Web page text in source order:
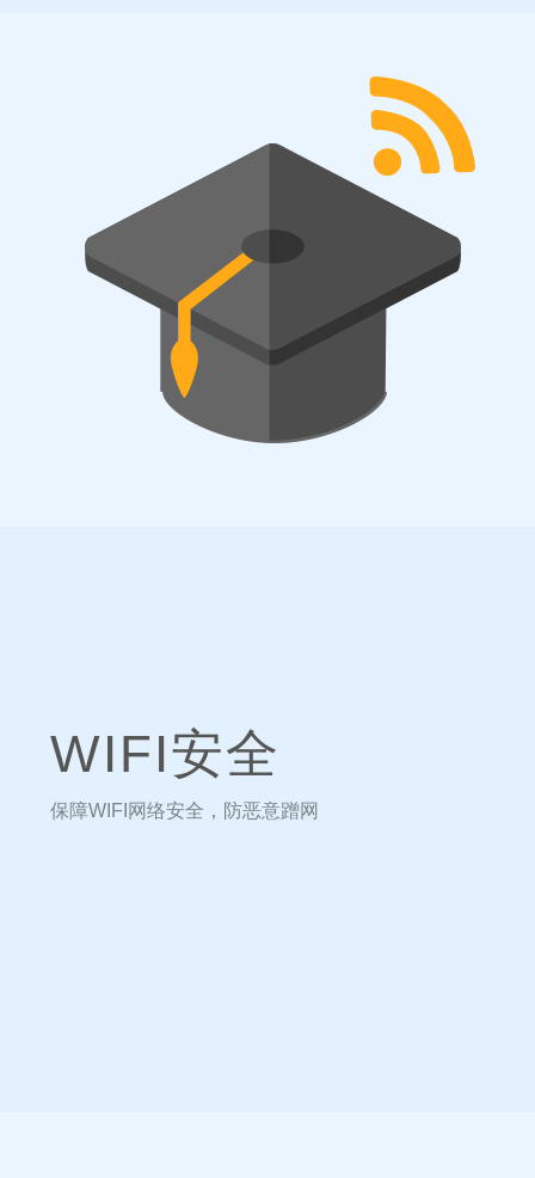
WIFI安全
保障WIFI网络安全，防恶意蹭网